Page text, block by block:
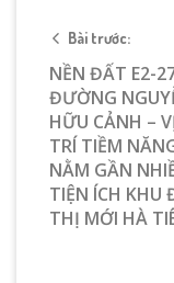
Bài trước:
NỀN ĐẤT E2-
ĐƯỜNG
HỮU CẢNH –
TRÍ TIỀM
NẰM GẦN
TIỆN ÍCH KHU
THỊ MỚI HÀ